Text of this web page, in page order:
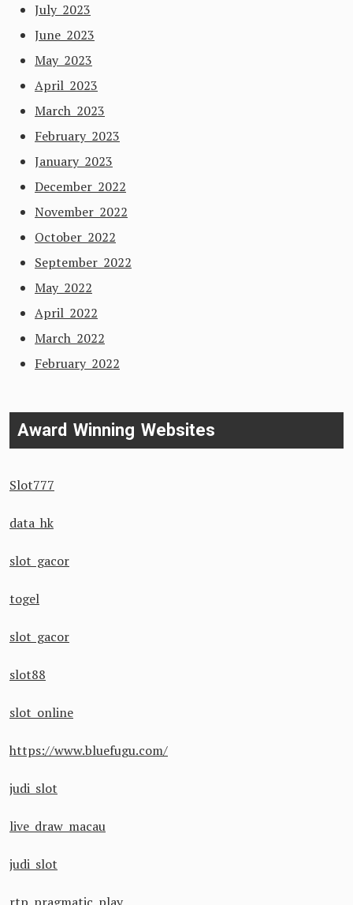
July 2023
June 2023
May 2023
April 2023
March 2023
February 2023
January 2023
December 2022
November 2022
October 2022
September 2022
May 2022
April 2022
March 2022
February 2022
Award Winning Websites
Slot777
data hk
slot gacor
togel
slot gacor
slot88
slot online
https://www.bluefugu.com/
judi slot
live draw macau
judi slot